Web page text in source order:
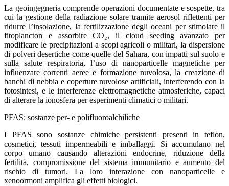
La geoingegneria comprende operazioni documentate e sospette, tra
cui la gestione della radiazione solare tramite aerosol riflettenti per
ridurre l’insolazione, la fertilizzazione degli oceani per stimolare il
fitoplancton e assorbire CO₂, il cloud seeding avanzato per
modificare le precipitazioni a scopi agricoli o militari, la dispersione
di polveri desertiche come quelle del Sahara, con impatti sul suolo e
sulla salute respiratoria, l’uso di nanoparticelle magnetiche per
influenzare correnti aeree e formazione nuvolosa, la creazione di
banchi di nebbia e coperture nuvolose artificiali, interferendo con la
fotosintesi, e le interferenze elettromagnetiche atmosferiche, capaci
di alterare la ionosfera per esperimenti climatici o militari.
PFAS: sostanze per- e polifluoroalchiliche
I PFAS sono sostanze chimiche persistenti presenti in teflon,
cosmetici, tessuti impermeabili e imballaggi. Si accumulano nel
corpo umano causando alterazioni endocrine, riduzione della
fertilità, compromissione del sistema immunitario e aumento del
rischio di tumori. La loro interazione con nanoparticelle e
xenoormoni amplifica gli effetti biologici.